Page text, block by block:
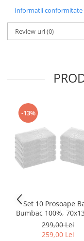
Informatii
Review-uri(0)
-13%
Set 10 Prosoape
Bumbac 100%,
550g/m², Greek
299,00 Lei
259,00 Lei